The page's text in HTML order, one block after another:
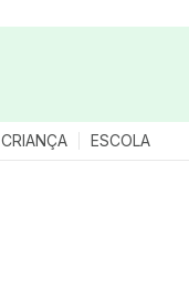
CRIANÇA ESCOLA